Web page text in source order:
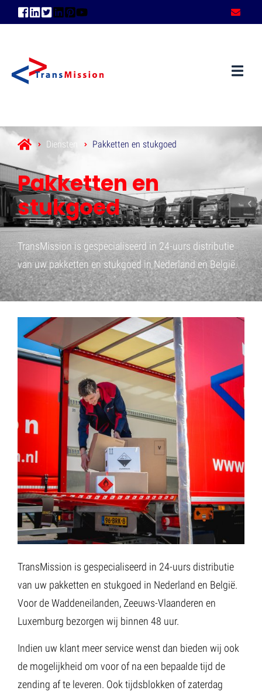
Diensten Pakketten en stukgoed
Pakketten en
stukgoed
TransMission is gespecialiseerd in 24-uurs distributie
van uw pakketten en stukgoed in Nederland en België.
TransMission is gespecialiseerd in 24-uurs distributie
van uw pakketten en stukgoed in Nederland en België.
Voor de Waddeneilanden, Zeeuws-Vlaanderen en
Luxemburg bezorgen wij binnen 48 uur.
Indien uw klant meer service wenst dan bieden wij ook
de mogelijkheid om voor of na een bepaalde tijd de
zending af te leveren. Ook tijdsblokken of zaterdag